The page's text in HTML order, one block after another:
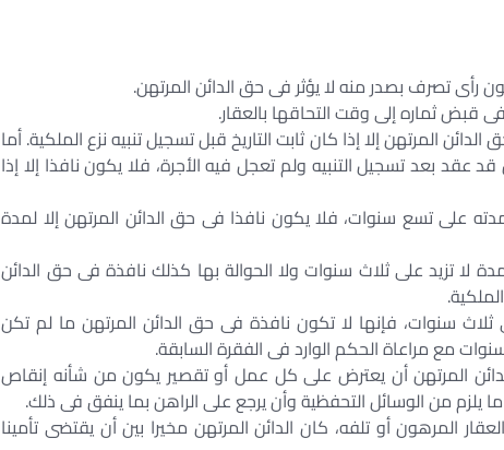
رأى تصرف بصدر منه لا يؤثر فى حق الدائن المرتهن.
قبض ثماره إلى وقت التحاقها بالعقار.
الدائن المرتهن إلا إذا كان ثابت التاريخ قبل تسجيل تنبيه نزع الملكية. أما
قد عقد بعد تسجيل التنبيه ولم تعجل فيه الأجرة، فلا يكون نافذا إلا إذا
مدته على تسع سنوات، فلا يكون نافذا فى حق الدائن المرتهن إلا لمدة
لا تزيد على ثلاث سنوات ولا الحوالة بها كذلك نافذة فى حق الدائن
ثلاث سنوات، فإنها لا تكون نافذة فى حق الدائن المرتهن ما لم تكن
مع مراعاة الحكم الوارد فى الفقرة السابقة.
المرتهن أن يعترض على كل عمل أو تقصير يكون من شأنه إنقاص
يلزم من الوسائل التحفظية وأن يرجع على الراهن بما ينفق فى ذلك.
المرهون أو تلفه، كان الدائن المرتهن مخيرا بين أن يقتضى تأمينا